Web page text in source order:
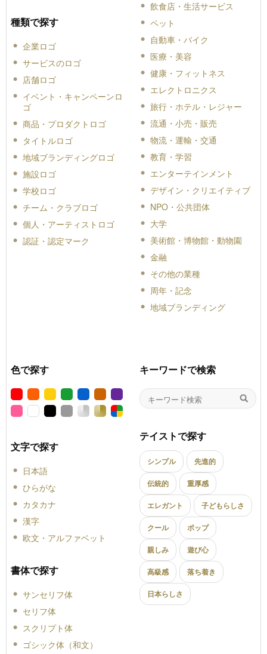
種類で探す
企業ロゴ
サービスのロゴ
店舗ロゴ
イベント・キャンペーンロ
ゴ
商品・プロダクトロゴ
タイトルロゴ
地域ブランディングロゴ
施設ロゴ
学校ロゴ
チーム・クラブロゴ
個人・アーティストロゴ
認証・認定マーク
飲食店・生活サービス
ペット
自動車・バイク
医療・美容
健康・フィットネス
エレクトロニクス
旅行・ホテル・レジャー
流通・小売・販売
物流・運輸・交通
教育・学習
エンターテインメント
デザイン・クリエイティブ
NPO・公共団体
大学
美術館・博物館・動物園
金融
その他の業種
周年・記念
地域ブランディング
色で探す
文字で探す
日本語
ひらがな
カタカナ
漢字
欧文・アルファベット
書体で探す
サンセリフ体
セリフ体
スクリプト体
ゴシック体（和文）
キーワードで検索
テイストで探す
シンプル 先進的
伝統的 重厚感
エレガント 子どもらしさ
クール ポップ
親しみ 遊び心
高級感 落ち着き
日本らしさ